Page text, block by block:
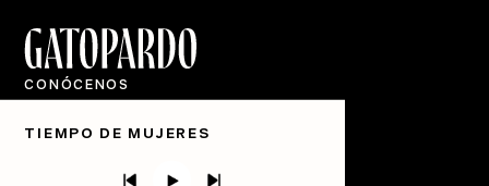
TIEMPO DE MUJERES
CONÓCENOS
Quiénes Somos
Directorio